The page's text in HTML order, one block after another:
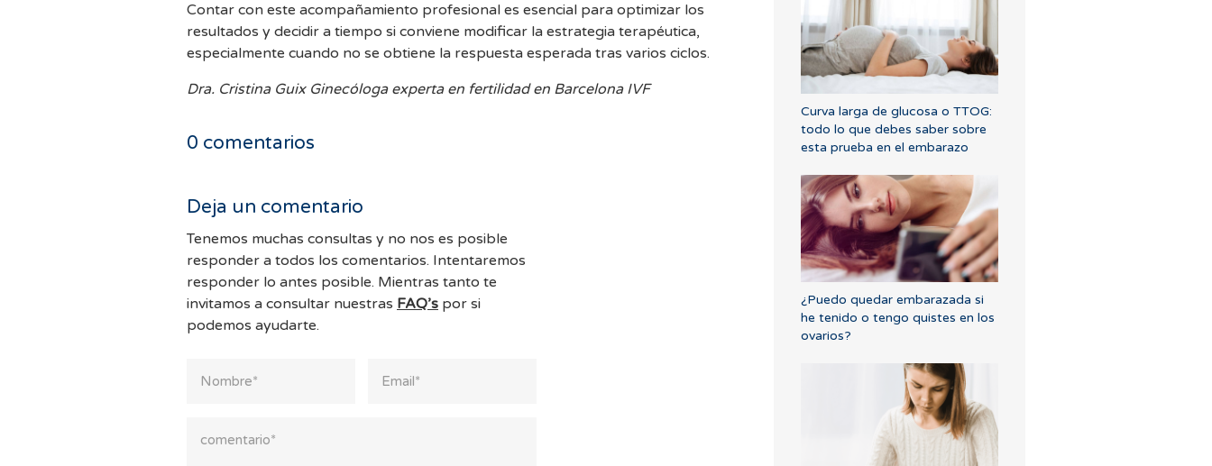
Contar con este acompañamiento profesional es esencial para optimizar los
resultados y decidir a tiempo si conviene modificar la estrategia terapéutica,
especialmente cuando no se obtiene la respuesta esperada tras varios ciclos.
Dra. Cristina Guix Ginecóloga experta en fertilidad en Barcelona IVF
0 comentarios
Deja un comentario
Tenemos muchas consultas y no nos es posible
responder a todos los comentarios. Intentaremos
responder lo antes posible. Mientras tanto te
invitamos a consultar nuestras FAQ’s por si
podemos ayudarte.
Curva larga de glucosa o TTOG:
todo lo que debes saber sobre
esta prueba en el embarazo
¿Puedo quedar embarazada si
he tenido o tengo quistes en los
ovarios?